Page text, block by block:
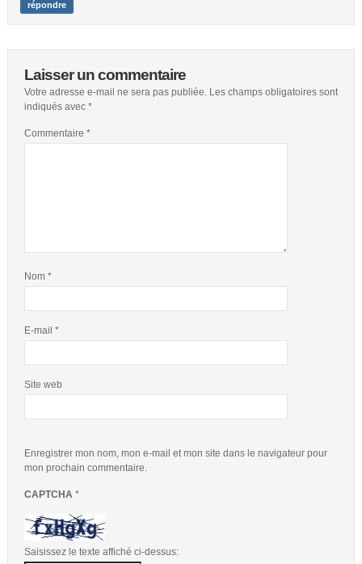
répondre
Laisser un commentaire
Votre adresse e-mail ne sera pas publiée. Les champs obligatoires sont
indiqués avec *
Commentaire *
Nom *
E-mail *
Site web
Enregistrer mon nom, mon e-mail et mon site dans le navigateur pour
mon prochain commentaire.
CAPTCHA *
Saisissez le texte affiché ci-dessus: